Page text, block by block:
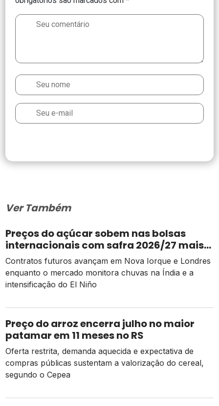
Ver Também
Preços do açúcar sobem nas bolsas
internacionais com safra 2026/27 mais
apertada
Contratos futuros avançam em Nova Iorque e Londres
enquanto o mercado monitora chuvas na Índia e a
intensificação do El Niño
Preço do arroz encerra julho no maior
patamar em 11 meses no RS
Oferta restrita, demanda aquecida e expectativa de
compras públicas sustentam a valorização do cereal,
segundo o Cepea